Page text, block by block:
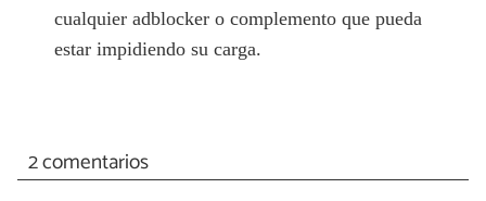
cualquier adblocker o complemento que pueda
estar impidiendo su carga.
2 comentarios